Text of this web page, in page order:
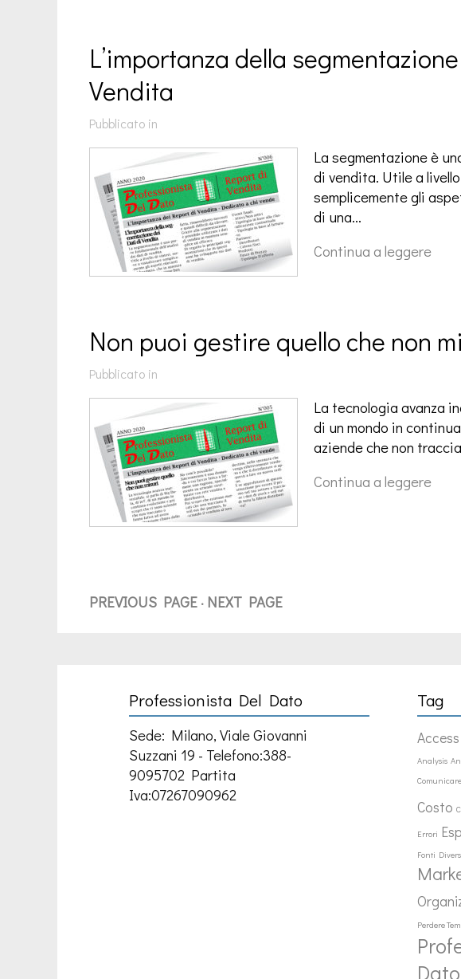
L’importanza della
Vendita
Pubblicato in
La segmentazione è
di vendita. Utile a
semplicemente gli
di una…
Continua a leggere
Non puoi gestire quello che non
Pubblicato in
La tecnologia avanza
di un mondo in
aziende che non
Continua a leggere
PREVIOUS PAGE · NEXT PAGE
Professionista Del Dato
Sede: Milano, Viale Giovanni
Suzzani 19 - Telefono:388-
9095702 Partita
Iva:07267090962
Tag
Access
Analysis
Comunicare
Costo
Errori
Fonti
Perdere
Dato